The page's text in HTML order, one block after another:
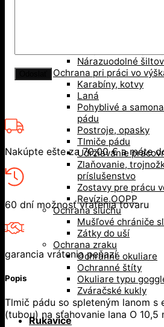
Respirátory na
Nárazuodolné
Ochrana pri práci vo
Karabíny, kotvy
Laná
Pohyblivé a
pádu
Postroje, opasky
Tlmiče pádu
Udržiavanie
Zlaňovanie,
príslušenstvo
Zostavy pre prácu
Revízie OOPP
Ochrana sluchu
Mušľové chrániče
Zátky do uší
Ochrana zraku
Ochranné okuliare
Ochranné štíty
Okuliare typu
Zváračské kukly
Rukavice
Nakúpte ešte za70,00€a máte
60 dní možnosť vrátenia tovaru
garancia vrátenia peňazí
Popis
Tlmič pádu so spleteným lanom s
(tubou) na sťahovanie lana O 10,5